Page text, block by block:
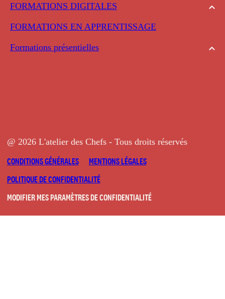
FORMATIONS DIGITALES
FORMATIONS EN APPRENTISSAGE
Formations présentielles
@ 2026 L'atelier des Chefs - Tous droits réservés
CONDITIONS GÉNÉRALES
MENTIONS LÉGALES
POLITIQUE DE CONFIDENTIALITÉ
MODIFIER MES PARAMÈTRES DE CONFIDENTIALITÉ